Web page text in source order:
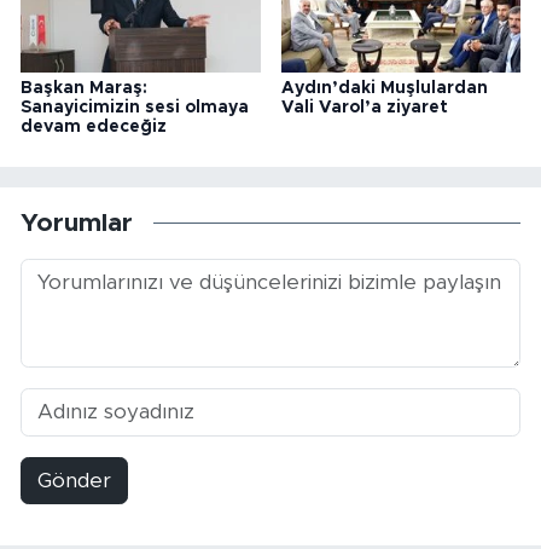
Başkan Maraş:
Sanayicimizin sesi olmaya
devam edeceğiz
Aydın’daki Muşlulardan
Vali Varol’a ziyaret
Yorumlar
Gönder